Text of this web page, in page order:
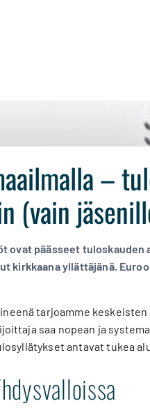
–
(vain
ovat päässeet
yllättäjänä.
tarjoamme
saa nopean ja
antavat tukea